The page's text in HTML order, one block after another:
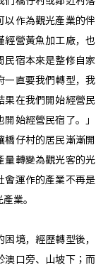
以作為觀光產業的伴
經營黃魚加工廠，也
民宿本來是整修自家
一直要我們轉型，我
果在我們開始經營民
始經營民宿了。」
橋仔村的居民漸漸開
量轉變為觀光客的光
會運作的產業不再是
業。
境，經歷轉型後，
澳口旁、山坡下；而